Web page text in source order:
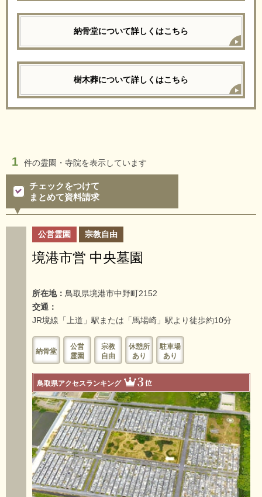
納骨堂について詳しくはこちら
樹木葬について詳しくはこちら
1 件の霊園・寺院を表示しています
チェックをつけて
まとめて資料請求
公営霊園 宗教自由
境港市営 中央墓園
所在地： 鳥取県境港市中野町2152
交通：
JR境線「上道」駅または「馬場崎」駅より徒歩約10分
納骨堂
公営
霊園
宗教
自由
休憩所
あり
駐車場
あり
鳥取県アクセスランキング 3位